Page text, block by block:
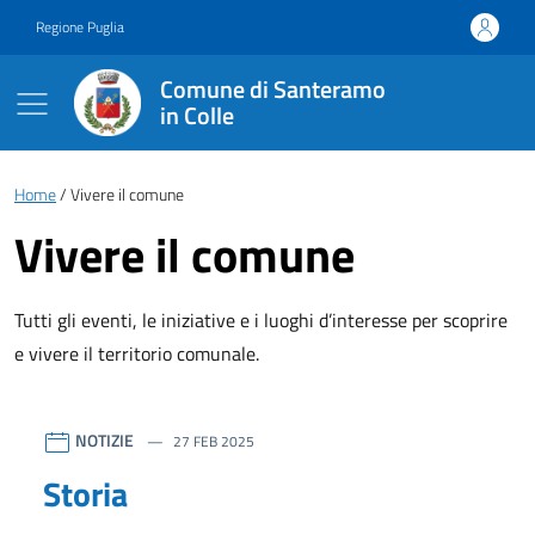
Regione Puglia
Comune di Santeramo
in Colle
Briciole di pane
Home Vivere il comune
Vivere il comune
Tutti gli eventi, le iniziative e i luoghi d’interesse per scoprire
e vivere il territorio comunale.
Comune di Santeramo in
Contenuti in evidenza
NOTIZIE 27 FEB 2025
Storia